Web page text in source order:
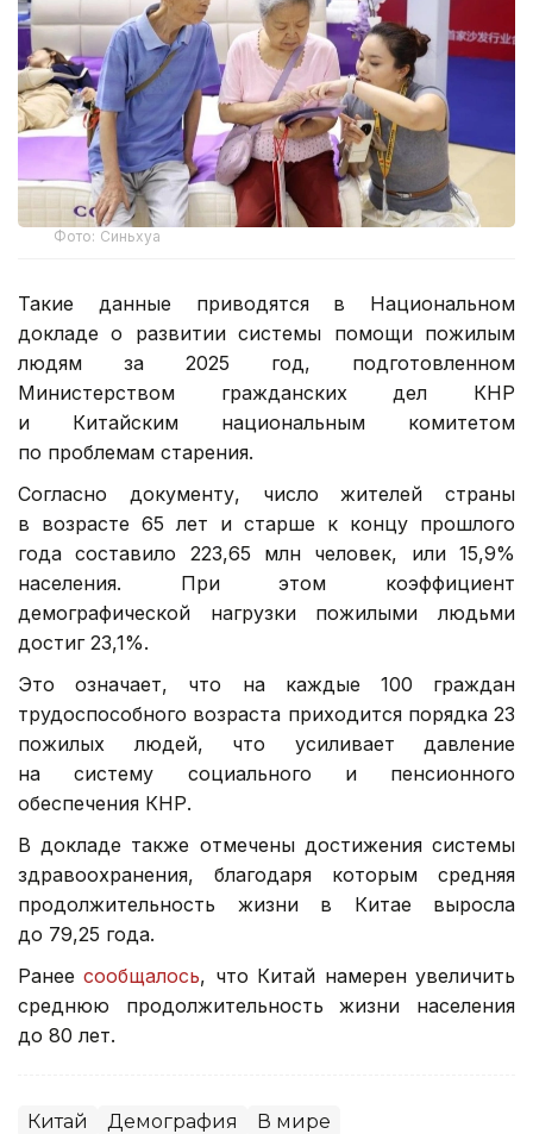
Фото: Синьхуа
Такие данные приводятся в Национальном
докладе о развитии системы помощи пожилым
людям за 2025 год, подготовленном
Министерством гражданских дел КНР
и Китайским национальным комитетом
по проблемам старения.
Согласно документу, число жителей страны
в возрасте 65 лет и старше к концу прошлого
года составило 223,65 млн человек, или 15,9%
населения. При этом коэффициент
демографической нагрузки пожилыми людьми
достиг 23,1%.
Это означает, что на каждые 100 граждан
трудоспособного возраста приходится порядка 23
пожилых людей, что усиливает давление
на систему социального и пенсионного
обеспечения КНР.
В докладе также отмечены достижения системы
здравоохранения, благодаря которым средняя
продолжительность жизни в Китае выросла
до 79,25 года.
Ранеесообщалось, что Китай намерен увеличить
среднюю продолжительность жизни населения
до 80 лет.
Китай Демография В мире